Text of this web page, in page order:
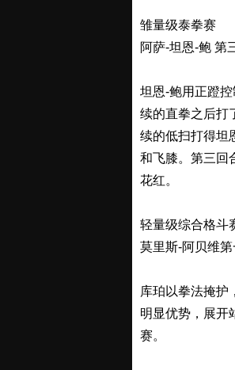
雏量级泰拳赛
阿萨-坦恩-鲍 第
坦恩-鲍用正蹬
续的直拳之后打
续的低扫打得坦
和飞膝。第三回
花红。
轻量级综合格斗
莫里斯-阿贝维
库珀以拳法掩护
明显优势，展开
赛。